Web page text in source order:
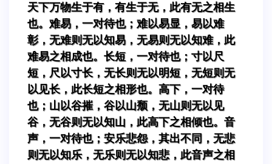
天下万物生于有，有生于无，此有无之相生
也。难易，一对待也；难以易显，易以难
彰，无难则无以知易，无易则无以知难，此
难易之相成也。长短，一对待也；寸以尺
短，尺以寸长，无长则无以明短，无短则无
以见长，此长短之相形也。高下，一对待
也；山以谷摧，谷以山颓，无山则无以见
谷，无谷则无以知山，此高下之相倾也。音
声，一对待也；安乐悲怨，其出不同，无悲
则无以知乐，无乐则无以知悲，此音声之相